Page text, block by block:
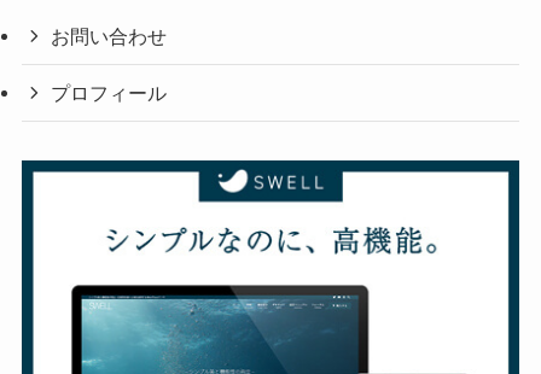
お問い合わせ
プロフィール